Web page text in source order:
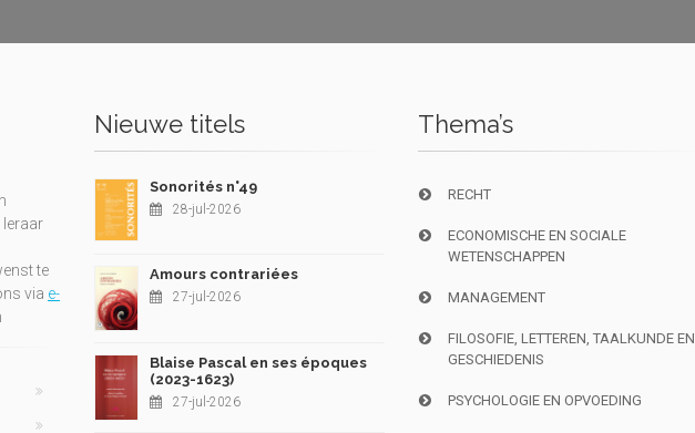
leraar
te
via e-
Nieuwe titels
Sonorités n°49
28-jul-2026
Amours contrariées
27-jul-2026
Blaise Pascal en ses époques
(2023-1623)
27-jul-2026
Thema’s
RECHT
ECONOMISCHE EN SOCIALE
WETENSCHAPPEN
MANAGEMENT
FILOSOFIE, LETTEREN, TAALKUNDE EN
GESCHIEDENIS
PSYCHOLOGIE EN OPVOEDING